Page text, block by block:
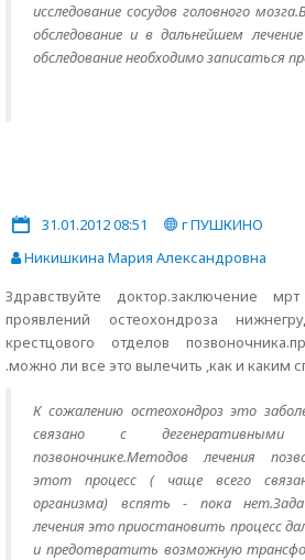
исследование сосудов головного
обследование и в дальнейшем
обследование необходимо записаться
31.01.2012 08:51
г ПУШКИНО
Никишкина Мария Александровна
Здравствуйте доктор.заключение
проявлений остеохондроза
крестцового отделов
.можно ли все это вылечить ,как и каким
К сожалению остеохондроз это
связано с
позвоночнике.Методов лечения
этот процесс ( чаще всего
организма) вспять - пока
лечения это приостановить процесс
и предотвратить возможную